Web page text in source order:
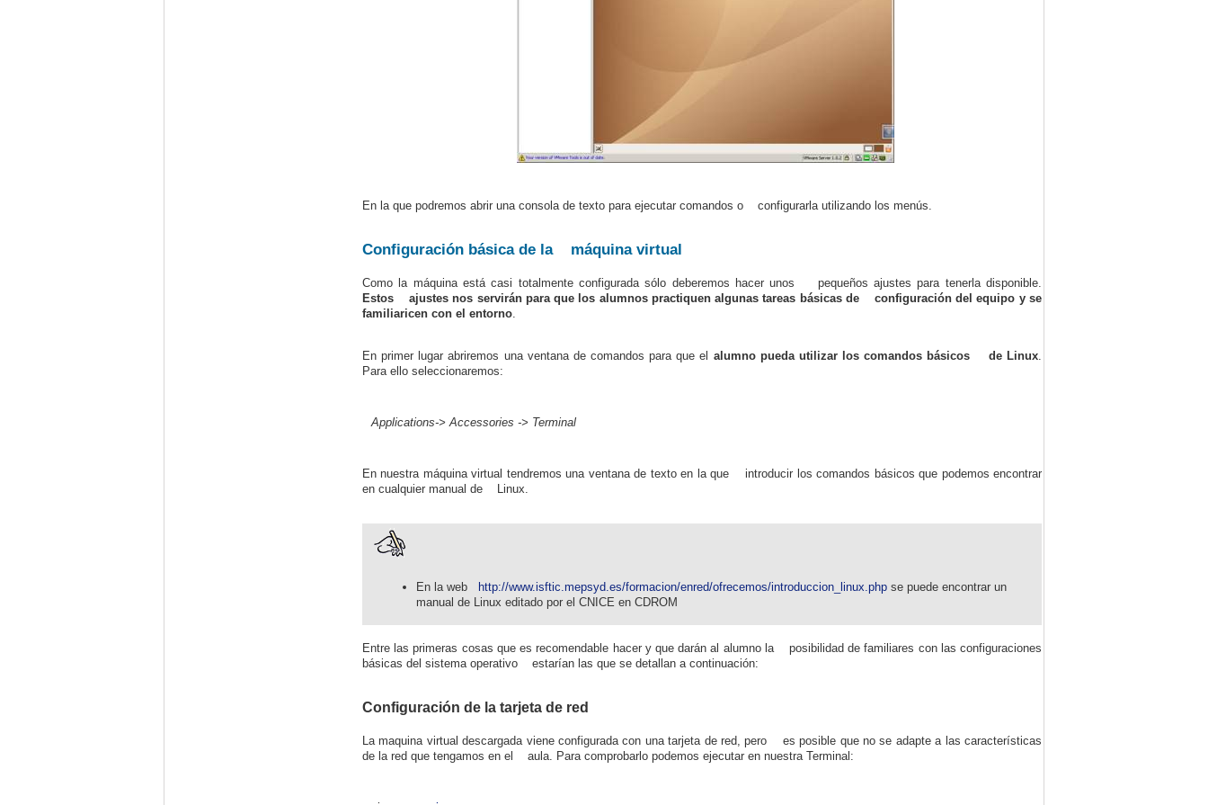
En la que podremos abrir una consola de texto para ejecutar comandos o configurarla utilizando los menús.
Configuración básica de la máquina virtual
Como la máquina está casi totalmente configurada sólo deberemos hacer unos pequeños ajustes para tenerla disponible.
Estos ajustes nos servirán para que los alumnos practiquen algunas tareas básicas de configuración del equipo y se
familiaricen con el entorno.
En primer lugar abriremos una ventana de comandos para que el alumno pueda utilizar los comandos básicos de Linux.
Para ello seleccionaremos:
Applications-> Accessories -> Terminal
En nuestra máquina virtual tendremos una ventana de texto en la que introducir los comandos básicos que podemos encontrar
en cualquier manual de Linux.
En la web http://www.isftic.mepsyd.es/formacion/enred/ofrecemos/introduccion_linux.php se puede encontrar un
manual de Linux editado por el CNICE en CDROM
Entre las primeras cosas que es recomendable hacer y que darán al alumno la posibilidad de familiares con las configuraciones
básicas del sistema operativo estarían las que se detallan a continuación:
Configuración de la tarjeta de red
La maquina virtual descargada viene configurada con una tarjeta de red, pero es posible que no se adapte a las características
de la red que tengamos en el aula. Para comprobarlo podemos ejecutar en nuestra Terminal: